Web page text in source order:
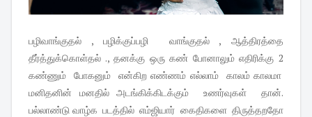
பழிவாங்குதல் , பழிக்குப்பழி வாங்குதல் , ஆத்திரத்தை
தீர்த்துக்கொள்தல் ., தனக்கு ஒரு கண் போனாலும் எதிரிக்கு 2
கண்ணும் போகனும் என்கிற எண்ணம் எல்லாம் காலம் காலமா
மனிதனின் மனதில் அடங்கிக்கிடக்கும் உணர்வுகள் தான்.
பல்லாண்டு வாழ்க படத்தில் எம்ஜியார் கைதிகளை திருத்தறதோ